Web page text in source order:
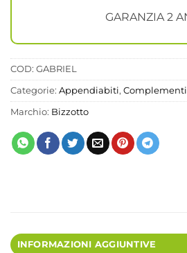
GARANZIA 2
COD: GABRIEL
Categorie: Appendiabiti,
Marchio: Bizzotto
INFORMAZIONI AGGIUNTIVE